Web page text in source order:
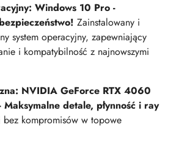
Windows 10 Pro -
Zainstalowany i
system operacyjny, zapewniający
i kompatybilność z najnowszymi
NVIDIA GeForce RTX 4060
detale, płynność i ray
bez kompromisów w topowe